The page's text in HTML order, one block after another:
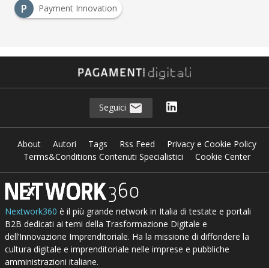
P
Payment Innovation
Seguici
About Autori Tags Rss Feed
Privacy e Cookie Policy
Terms&Conditions Contenuti Specialistici
Cookie Center
Nextwork360 è il più grande network in Italia di testate e portali
B2B dedicati ai temi della Trasformazione Digitale e
dell’Innovazione Imprenditoriale. Ha la missione di diffondere la
cultura digitale e imprenditoriale nelle imprese e pubbliche
amministrazioni italiane.